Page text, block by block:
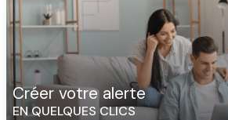
créer votre alerte
EN QUELQUES CLICS